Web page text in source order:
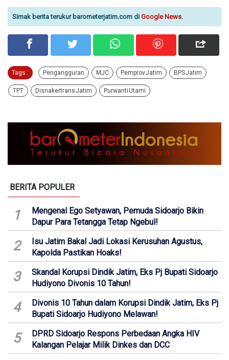
Simak berita terukur barometerjatim.com di Google News.
Tags : Pengangguran MJC Pemprov Jatim BPS Jatim
TPT Disnakertrans Jatim Purwanti Utami
BERITA POPULER
1
Mengenal Ego Setyawan, Pemuda Sidoarjo Bikin
Dapur Para Tetangga Tetap Ngebul!
2
Isu Jatim Bakal Jadi Lokasi Kerusuhan Agustus,
Kapolda Pastikan Hoaks!
3
Skandal Korupsi Dindik Jatim, Eks Pj Bupati Sidoarjo
Hudiyono Divonis 10 Tahun!
4
Divonis 10 Tahun dalam Korupsi Dindik Jatim, Eks Pj
Bupati Sidoarjo Hudiyono Melawan!
5
DPRD Sidoarjo Respons Perbedaan Angka HIV
Kalangan Pelajar Milik Dinkes dan DCC